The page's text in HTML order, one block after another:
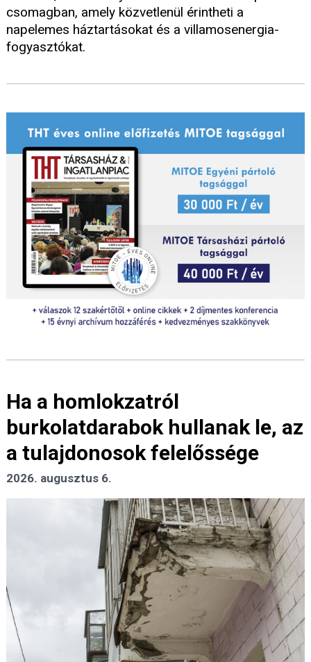
csomagban, amely közvetlenül érintheti a
napelemes háztartásokat és a villamosenergia-
fogyasztókat.
Ha a homlokzatról
burkolatdarabok hullanak le, az
a tulajdonosok felelőssége
2026. augusztus 6.